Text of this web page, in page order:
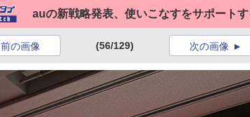
auの新戦略発表、使いこなすをサポート
前の画像 (56/129) 次の画像